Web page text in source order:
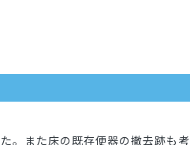
。また床の既存便器の撤去跡も考